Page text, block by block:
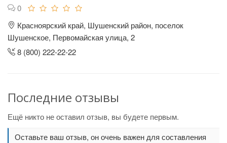
0
Красноярский край, Шушенский район, поселок
Шушенское, Первомайская улица, 2
8 (800) 222-22-22
Последние отзывы
Ещё никто не оставил отзыв, вы будете первым.
Оставьте ваш отзыв, он очень важен для составления